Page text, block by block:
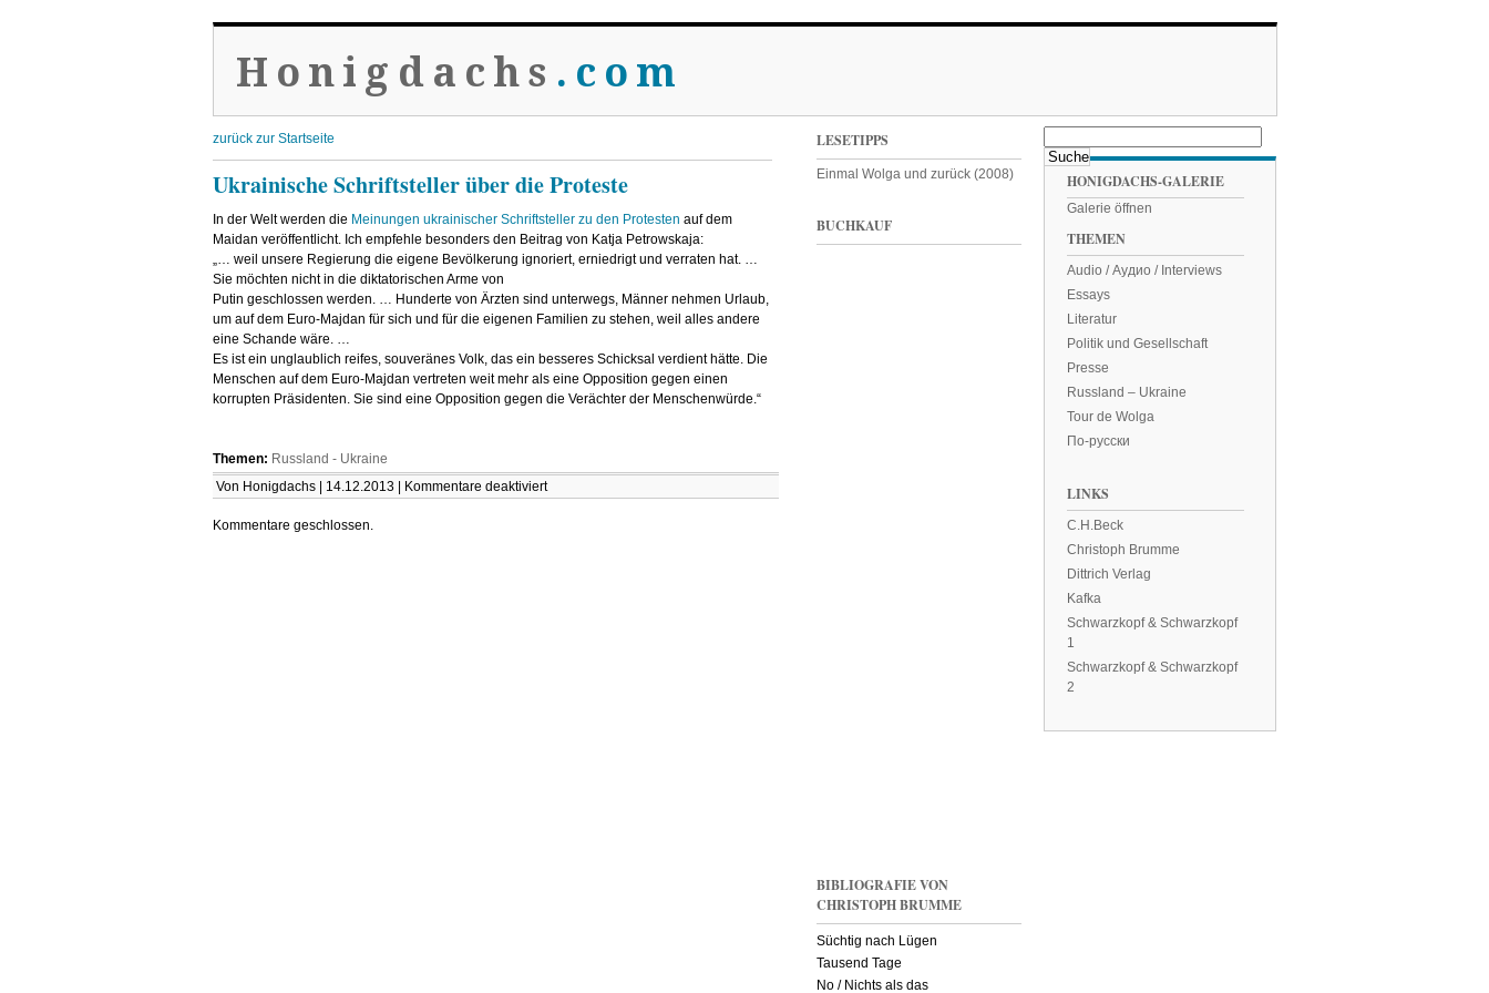
Honigdachs .com
zurück zur Startseite
Ukrainische Schriftsteller über die Proteste
In der Welt werden die Meinungen ukrainischer Schriftsteller zu den Protesten auf dem
Maidan veröffentlicht. Ich empfehle besonders den Beitrag von Katja Petrowskaja:
„… weil unsere Regierung die eigene Bevölkerung ignoriert, erniedrigt und verraten hat. …
Sie möchten nicht in die diktatorischen Arme von
Putin geschlossen werden. … Hunderte von Ärzten sind unterwegs, Männer nehmen Urlaub,
um auf dem Euro-Majdan für sich und für die eigenen Familien zu stehen, weil alles andere
eine Schande wäre. …
Es ist ein unglaublich reifes, souveränes Volk, das ein besseres Schicksal verdient hätte. Die
Menschen auf dem Euro-Majdan vertreten weit mehr als eine Opposition gegen einen
korrupten Präsidenten. Sie sind eine Opposition gegen die Verächter der Menschenwürde.“
Themen: Russland - Ukraine
Von Honigdachs | 14.12.2013 |
Kommentare deaktiviertfür
Ukrainische
Kommentare geschlossen.
LESETIPPS
Einmal Wolga und zurück (2008)
BUCHKAUF
BIBLIOGRAFIE VON
CHRISTOPH BRUMME
Süchtig nach Lügen
Tausend Tage
No / Nichts als das
HONIGDACHS-GALERIE
Galerie öffnen
THEMEN
Audio / Аудио / Interviews
Essays
Literatur
Politik und Gesellschaft
Presse
Russland – Ukraine
Tour de Wolga
По-русски
LINKS
C.H.Beck
Christoph Brumme
Dittrich Verlag
Kafka
Schwarzkopf & Schwarzkopf
1
Schwarzkopf & Schwarzkopf
2